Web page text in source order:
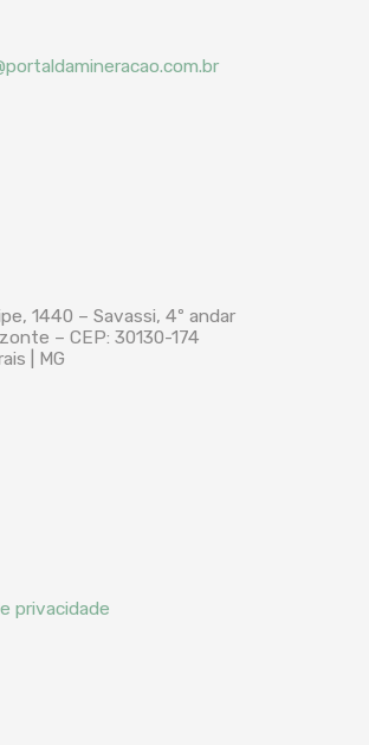
1440 – Savassi, 4º andar
– CEP: 30130-174
| MG
privacidade